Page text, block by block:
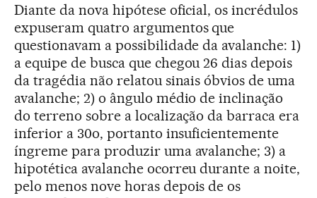
Diante da nova hipótese oficial, os incrédulos
expuseram quatro argumentos que
questionavam a possibilidade da avalanche: 1)
a equipe de busca que chegou 26 dias depois
da tragédia não relatou sinais óbvios de uma
avalanche; 2) o ângulo médio de inclinação
do terreno sobre a localização da barraca era
inferior a 30o, portanto insuficientemente
íngreme para produzir uma avalanche; 3) a
hipotética avalanche ocorreu durante a noite,
pelo menos nove horas depois de os